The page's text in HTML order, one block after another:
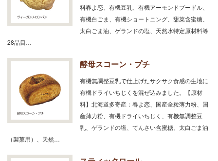
料春よ恋、有機豆乳、有機アーモンドプードル、
有機白ごま、有機ショートニング、甜菜含蜜糖、
太白ごま油、ゲランドの塩、天然水特定原材料等
28品目…
酵母スコーン・プチ
有機無調整豆乳で仕上げたサクサク食感の生地に
有機ドライいちじくを混ぜ込みました。【原材
料】北海道多寄産：春よ恋、国産全粒薄力粉、国
産薄力粉、有機ドライいちじく、有機無調整豆
乳、ゲランドの塩、てんさい含蜜糖、太白ごま油
（製菓用）、天然…